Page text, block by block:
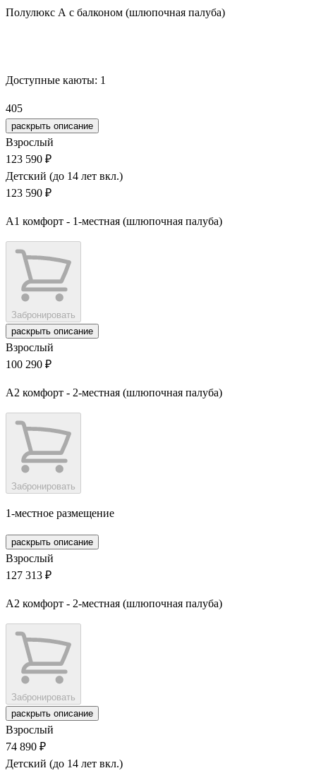
Полулюкс А с балконом (шлюпочная палуба)
Доступные каюты: 1
405
раскрыть описание
Взрослый
123 590 ₽
Детский (до 14 лет вкл.)
123 590 ₽
А1 комфорт - 1-местная (шлюпочная палуба)
Забронировать
раскрыть описание
Взрослый
100 290 ₽
А2 комфорт - 2-местная (шлюпочная палуба)
Забронировать
1-местное размещение
раскрыть описание
Взрослый
127 313 ₽
А2 комфорт - 2-местная (шлюпочная палуба)
Забронировать
раскрыть описание
Взрослый
74 890 ₽
Детский (до 14 лет вкл.)